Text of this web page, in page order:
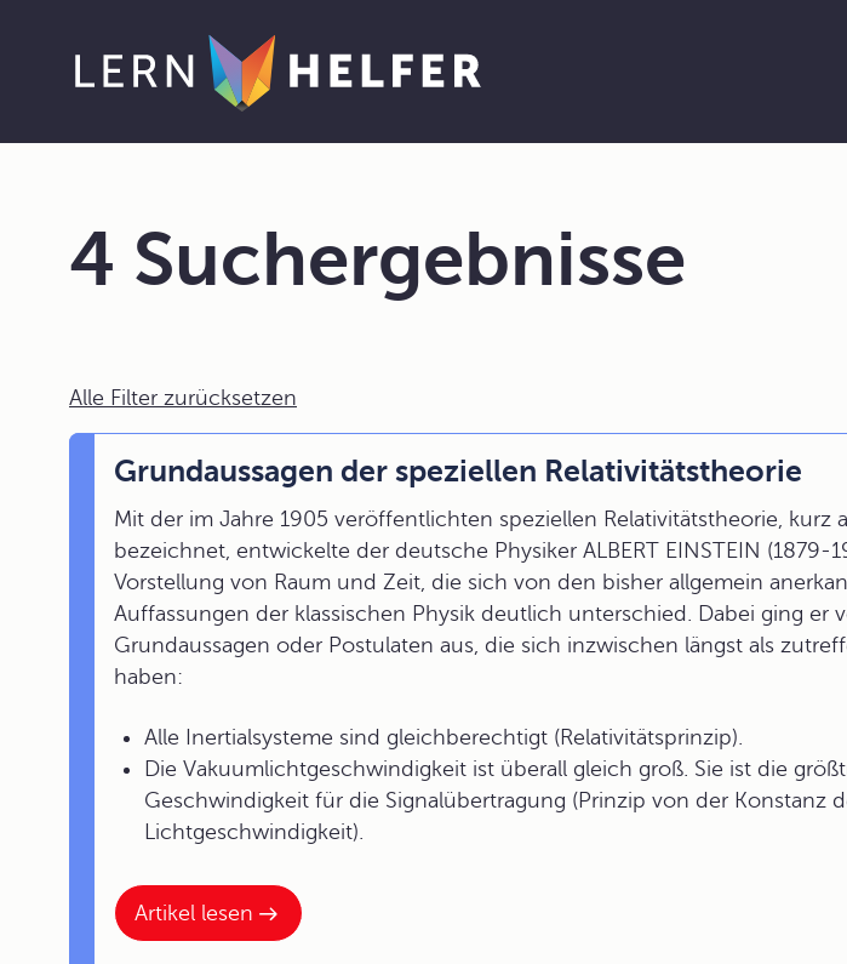
4 Suchergebnisse
Alle Filter zurücksetzen
Artikel lesen
Grundaussagen der speziellen Relativitätstheorie
Mit der im Jahre 1905 veröffentlichten speziellen Relativitätstheorie, kurz
bezeichnet, entwickelte der deutsche Physiker ALBERT EINSTEIN (1879-
Vorstellung von Raum und Zeit, die sich von den bisher allgemein
Auffassungen der klassischen Physik deutlich unterschied. Dabei ging er
Grundaussagen oder Postulaten aus, die sich inzwischen längst als
haben:
Alle Inertialsysteme sind gleichberechtigt (Relativitätsprinzip).
Die Vakuumlichtgeschwindigkeit ist überall gleich groß. Sie ist die
Geschwindigkeit für die Signalübertragung (Prinzip von der Konstanz
Lichtgeschwindigkeit).